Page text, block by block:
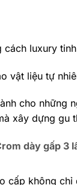
cách luxury
vật liệu tự
cho những
xây dựng gu
dày gấp 3
cấp không